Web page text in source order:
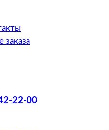
22-00